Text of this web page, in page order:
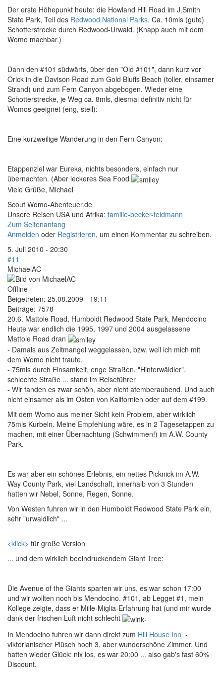
Der erste Höhepunkt heute: die Howland Hill Road im J.Smith
State Park, Teil des Redwood National Parks. Ca. 10mls (gute)
Schotterstrecke durch Redwood-Urwald. (Knapp auch mit dem
Womo machbar.)
Dann den #101 südwärts, über den "Old #101", dann kurz vor
Orick in die Davison Road zum Gold Bluffs Beach (toller, einsamer
Strand) und zum Fern Canyon abgebogen. Wieder eine
Schotterstrecke, je Weg ca. 8mls, diesmal definitiv nicht für
Womos geeignet (eng, steil):
Eine kurzweilige Wanderung in den Fern Canyon:
Etappenziel war Eureka, nichts besonders, einfach nur
übernachten. (Aber leckeres Sea Food
Viele Grüße, Michael
Scout Womo-Abenteuer.de
Unsere Reisen USA und Afrika: familie-becker-feldmann
Zum Seitenanfang
Anmelden oder Registrieren, um einen Kommentar zu schreiben.
5. Juli 2010 - 20:30
#11
MichaelAC
Offline
Beigetreten: 25.08.2009 - 19:11
Beiträge: 7578
20.6. Mattole Road, Humboldt Redwood State Park, Mendocino
Heute war endlich die 1995, 1997 und 2004 ausgelassene
Mattole Road dran
- Damals aus Zeitmangel weggelassen, bzw. weil ich mich mit
dem Womo nicht traute.
- 75mls durch Einsamkeit, enge Straßen, "Hinterwäldler",
schlechte Straße ... stand im Reiseführer
- Wir fanden es zwar schön, aber nicht atemberaubend. Und auch
nicht einsamer als im Osten von Kalifornien oder auf dem #199.
Mit dem Womo aus meiner Sicht kein Problem, aber wirklich
75mls Kurbeln. Meine Empfehlung wäre, es in 2 Tagesetappen zu
machen, mit einer Übernachtung (Schwimmen!) im A.W. County
Park.
Es war aber ein schönes Erlebnis, ein nettes Picknick im A.W.
Way County Park, viel Landschaft, innerhalb von 3 Stunden
hatten wir Nebel, Sonne, Regen, Sonne.
Von Westen fuhren wir in den Humboldt Redwood State Park ein,
sehr "urwaldlich" ...
<klick> für große Version
... und dem wirklich beeindruckendem Giant Tree:
Die Avenue of the Giants sparten wir uns, es war schon 17:00
und wir wollten noch bis Mendocino. #101, ab Legget #1, mein
Kollege zeigte, dass er Mille-Miglia-Erfahrung hat (und mir wurde
dank der frischen Luft nicht schlecht
.
In Mendocino fuhren wir dann direkt zum Hill House Inn -
viktorianischer Plüsch hoch 3, aber wunderschöne Zimmer. Und
hatten wieder Glück: nix los, es war 20:00 ... also gab's fast 60%
Discount.